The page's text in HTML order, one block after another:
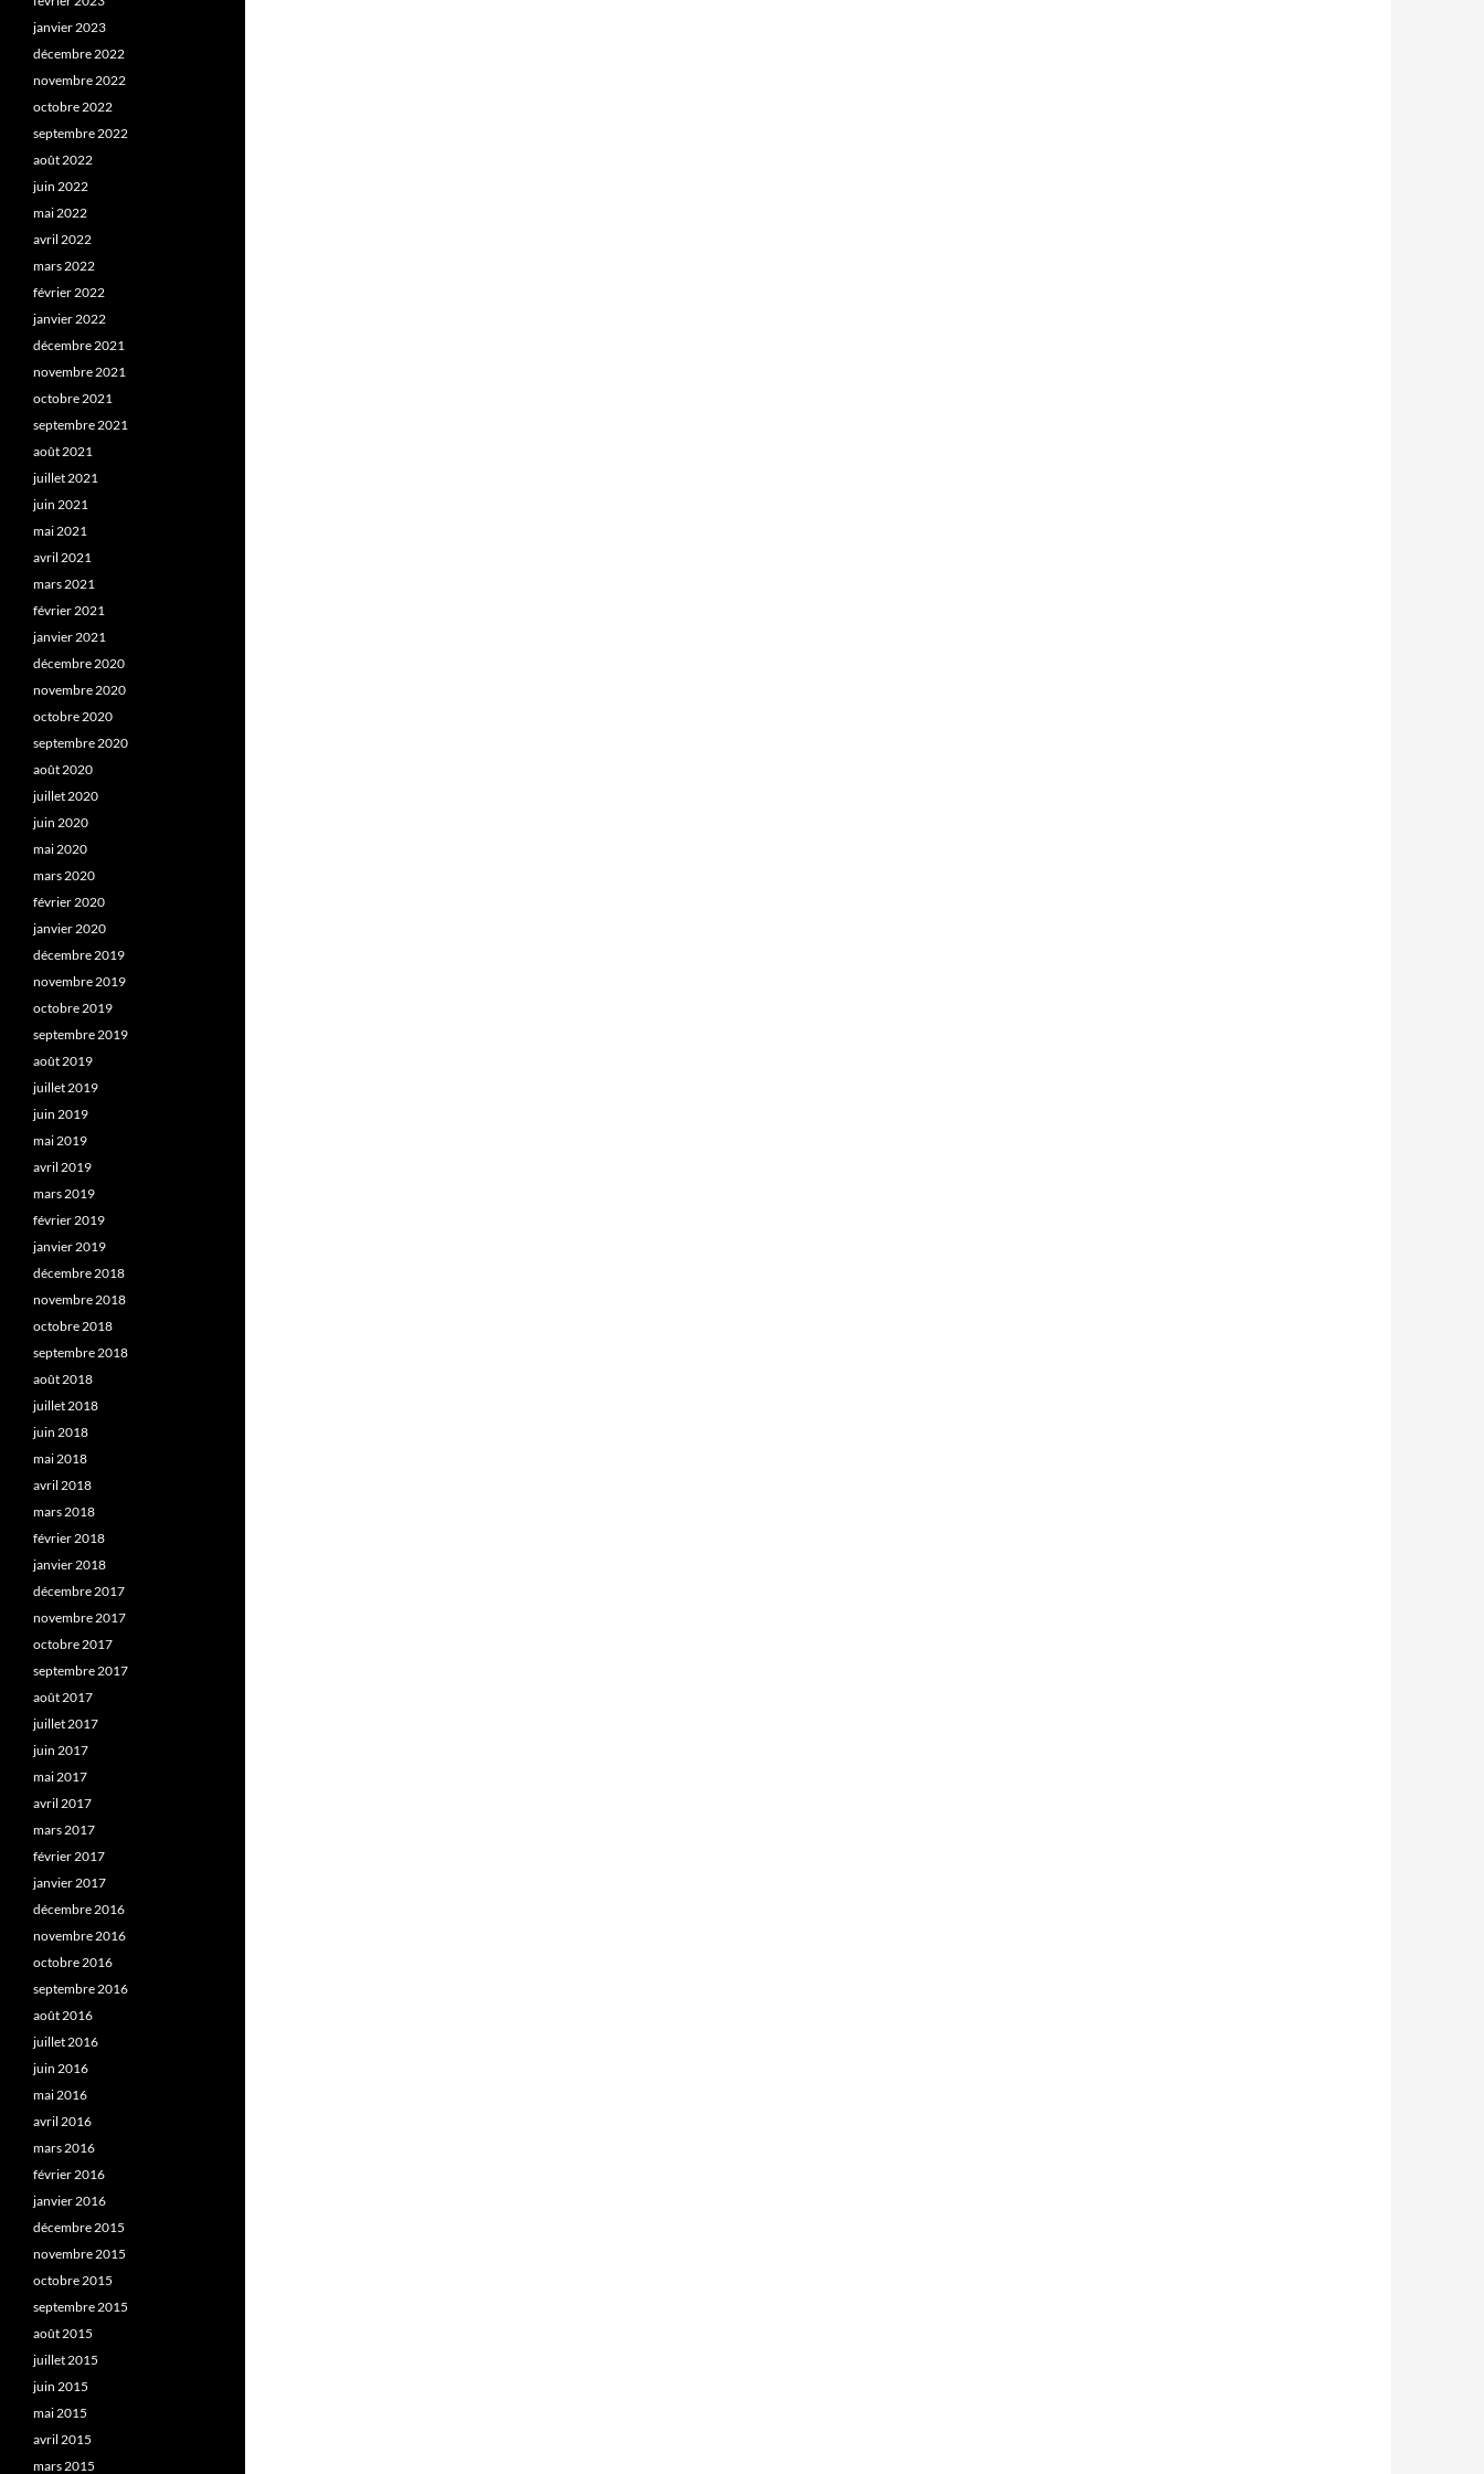
janvier 2023
décembre 2022
novembre 2022
octobre 2022
septembre 2022
août 2022
juin 2022
mai 2022
avril 2022
mars 2022
février 2022
janvier 2022
décembre 2021
novembre 2021
octobre 2021
septembre 2021
août 2021
juillet 2021
juin 2021
mai 2021
avril 2021
mars 2021
février 2021
janvier 2021
décembre 2020
novembre 2020
octobre 2020
septembre 2020
août 2020
juillet 2020
juin 2020
mai 2020
mars 2020
février 2020
janvier 2020
décembre 2019
novembre 2019
octobre 2019
septembre 2019
août 2019
juillet 2019
juin 2019
mai 2019
avril 2019
mars 2019
février 2019
janvier 2019
décembre 2018
novembre 2018
octobre 2018
septembre 2018
août 2018
juillet 2018
juin 2018
mai 2018
avril 2018
mars 2018
février 2018
janvier 2018
décembre 2017
novembre 2017
octobre 2017
septembre 2017
août 2017
juillet 2017
juin 2017
mai 2017
avril 2017
mars 2017
février 2017
janvier 2017
décembre 2016
novembre 2016
octobre 2016
septembre 2016
août 2016
juillet 2016
juin 2016
mai 2016
avril 2016
mars 2016
février 2016
janvier 2016
décembre 2015
novembre 2015
octobre 2015
septembre 2015
août 2015
juillet 2015
juin 2015
mai 2015
avril 2015
mars 2015